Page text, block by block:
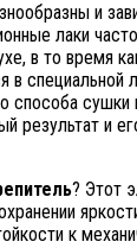
и
лаки
в то время
в специальной
способа
результат и
? Этот
к